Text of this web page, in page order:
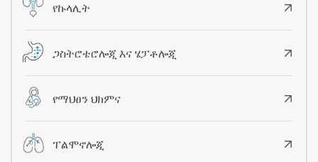
የኩላሊት
ጋስትሮቴሮሎጂ እና ሄፓቶሎጂ
የማህፀን ህክምና
ፐልሞኖሎጂ